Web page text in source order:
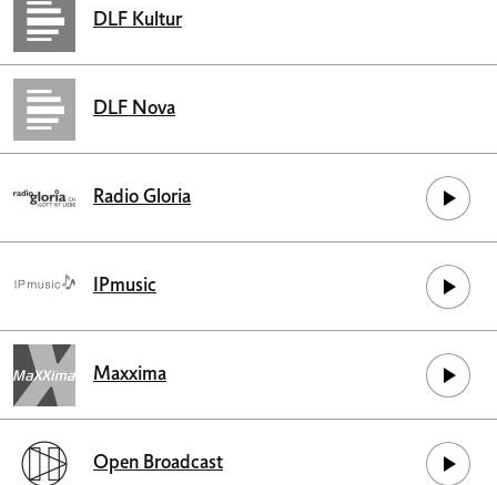
DLF Kultur
DLF Nova
Radio Gloria
IPmusic
Maxxima
Open Broadcast